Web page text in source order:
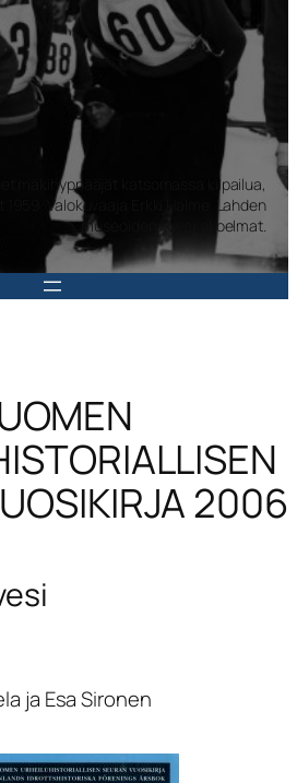
mäkihyppääjät katsomassa kilpailua,
1959. Valokuvaaja Erkki Halme. Lahden
museoiden kuvakokoelmat.
2006
ja Esa Sironen